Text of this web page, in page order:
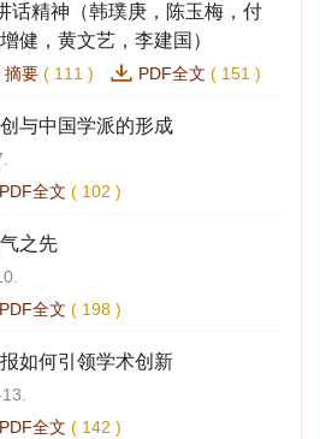
话精神（韩璞庚，陈玉梅，付
健，黄文艺，李建国）
摘要 ( 111 ) PDF全文 ( 151 )
与中国学派的形成
PDF全文 ( 102 )
之先
PDF全文 ( 198 )
如何引领学术创新
PDF全文 ( 142 )